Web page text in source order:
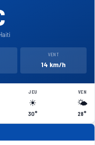
VENT
14 km/h
JEU
☀
30°
VEN
🌤
28°